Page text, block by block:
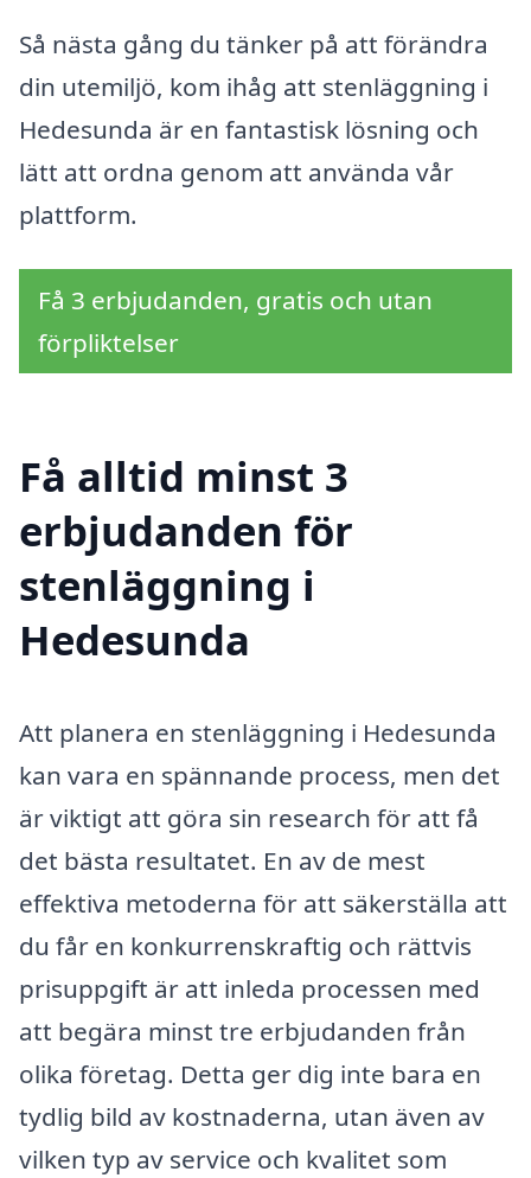
Så nästa gång du tänker på att förändra
din utemiljö, kom ihåg att stenläggning i
Hedesunda är en fantastisk lösning och
lätt att ordna genom att använda vår
plattform.
Få 3 erbjudanden, gratis och utan
förpliktelser
Få alltid minst 3
erbjudanden för
stenläggning i
Hedesunda
Att planera en stenläggning i Hedesunda
kan vara en spännande process, men det
är viktigt att göra sin research för att få
det bästa resultatet. En av de mest
effektiva metoderna för att säkerställa att
du får en konkurrenskraftig och rättvis
prisuppgift är att inleda processen med
att begära minst tre erbjudanden från
olika företag. Detta ger dig inte bara en
tydlig bild av kostnaderna, utan även av
vilken typ av service och kvalitet som